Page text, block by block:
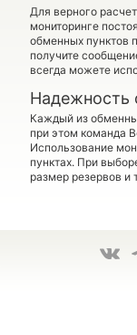
Для верного
мониторинге
обменных пунктов
получите
всегда можете
Надежность
Каждый из
при этом команда
Использование
пунктах. При
размер резервов и